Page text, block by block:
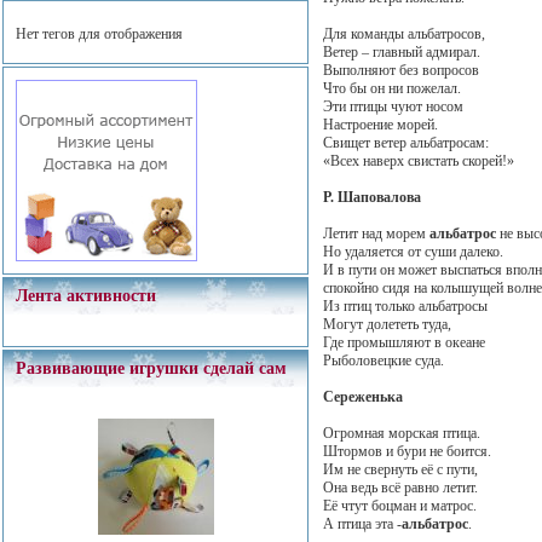
Нет тегов для отображения
Лента активности
Развивающие игрушки сделай сам
Для команды альбатросов,
Ветер – главный адмирал.
Выполняют без вопросов
Что бы он ни пожелал.
Эти птицы чуют носом
Настроение морей.
Свищет ветер альбатросам:
«Всех наверх свистать скорей!»
Р. Шаповалова
Летит над моремальбатрос не
Но удаляется от суши далеко.
И в пути он может выспаться
спокойно сидя на колышущей
Из птиц только альбатросы
Могут долететь туда,
Где промышляют в океане
Рыболовецкие суда.
Сереженька
Огромная морская птица.
Штормов и бури не боится.
Им не свернуть её с пути,
Она ведь всё равно летит.
Её чтут боцман и матрос.
А птица эта -альбатрос.